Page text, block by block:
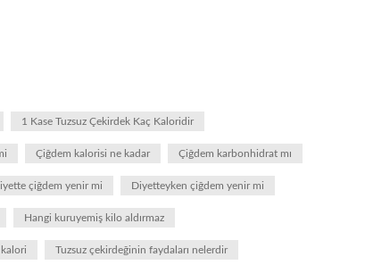
1 Kase Tuzsuz Çekirdek Kaç Kaloridir
Çiğdem kalorisi ne kadar Çiğdem karbonhidrat mı
çiğdem yenir mi Diyetteyken çiğdem yenir mi
Hangi kuruyemiş kilo aldırmaz
Tuzsuz çekirdeğinin faydaları nelerdir